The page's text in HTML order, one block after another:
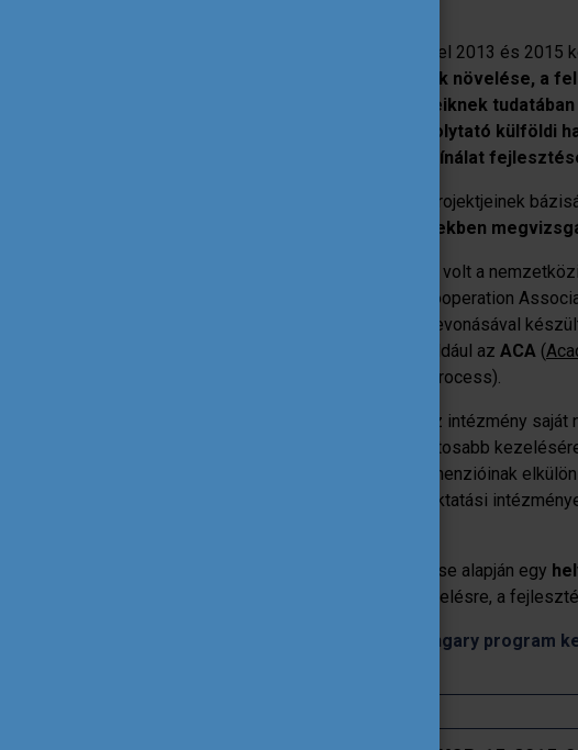
A Tempus Közalapítvány részvételével 2013 és 2015
nemzetközi versenyképességének növelése, a
tájékozott, hazájuk és saját értékeiknek
Magyarországon tanulmányokat folytató külföldi
megfelelő idegennyelvű programkínálat
Korábbi sikeres nemzetköziesítési projektjeinek
folyamán felsőoktatási intézményekben
Magyarországon előzmények nélküli volt a
szakértők (fő partner az Academic Cooperation
fenntartói-irányítói szint képviselői bevonásával
tapasztalatait is felhasználja, mint például az ACA (
(Internationalisation Quality Review Process).
A tanácsadási eljárás fő célja, hogy az intézmény
ezeknek a folyamatoknak a még tudatosabb
módszertana a nemzetköziesítés dimenzióinak
tanácsadás minden esetben a felsőoktatási
, majd ennek elemzése alapján egy
folyamat fázisait. A hangsúly az értékelésre, a
2013 és 2015 között a Campus Hungary